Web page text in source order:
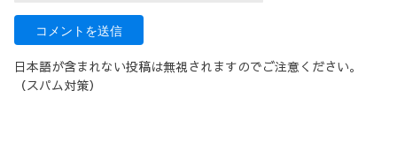
日本語が含まれない投稿は無視されますのでご注意ください。
（スパム対策）